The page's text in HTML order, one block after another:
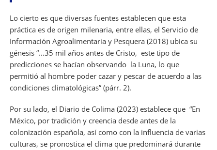
Lo cierto es que diversas fuentes establecen que esta
práctica es de origen milenaria, entre ellas, el Servicio de
Información Agroalimentaria y Pesquera (2018) ubica su
génesis “…35 mil años antes de Cristo, este tipo de
predicciones se hacían observando la Luna, lo que
permitió al hombre poder cazar y pescar de acuerdo a las
condiciones climatológicas” (párr. 2).
Por su lado, el Diario de Colima (2023) establece que “En
México, por tradición y creencia desde antes de la
colonización española, así como con la influencia de varias
culturas, se pronostica el clima que predominará durante